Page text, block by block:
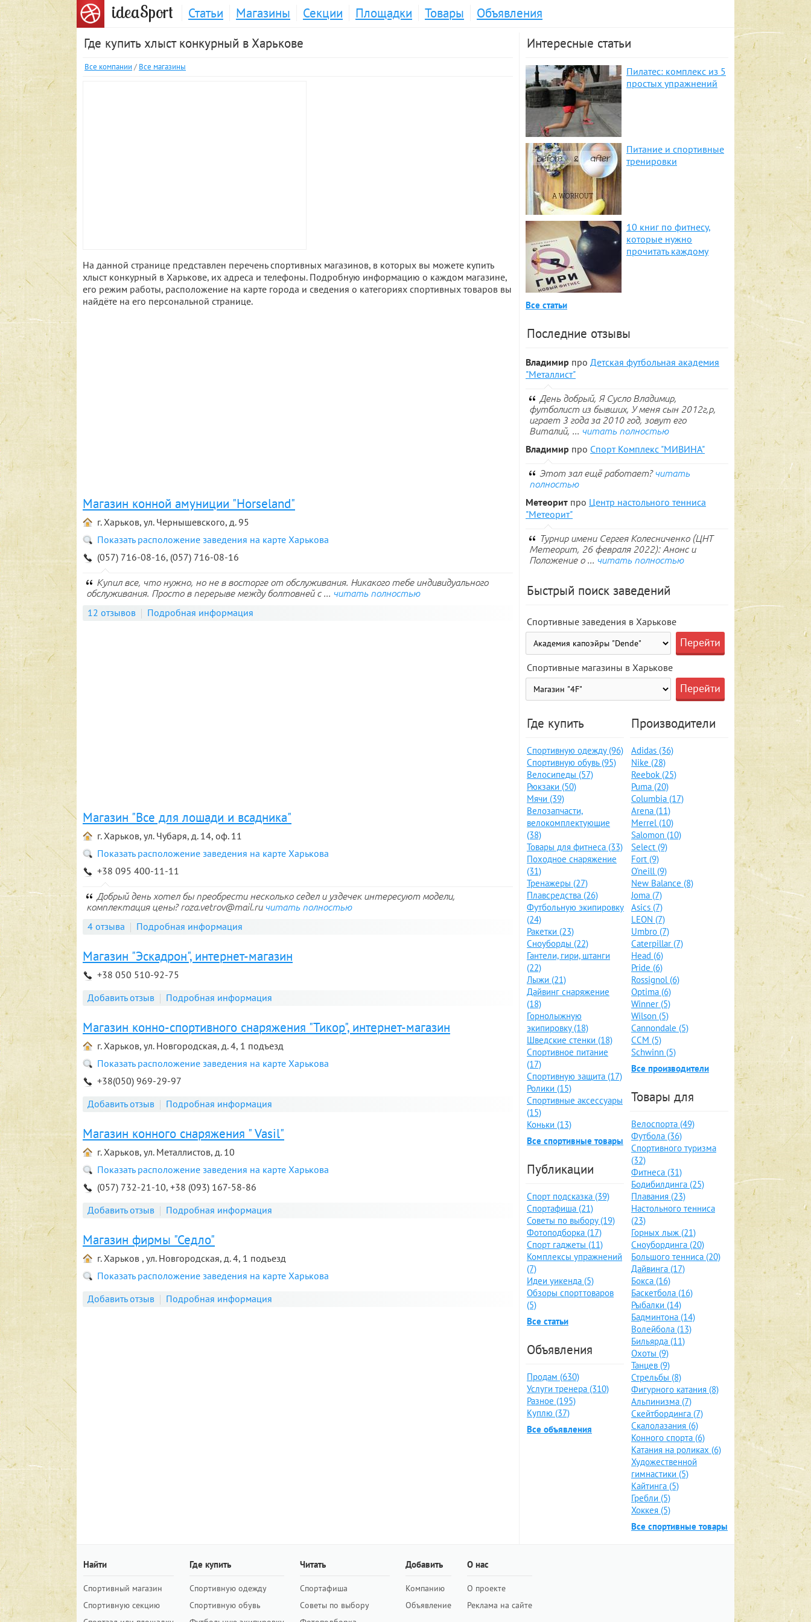
ideaSport Статьи Магазины Секции Площадки Товары
Объявления
Где купить хлыст конкурный в Харькове
Все компании / Все магазины
На данной странице представлен перечень спортивных магазинов, в которых вы можете купить
хлыст конкурный в Харькове, их адреса и телефоны. Подробную информацию о каждом магазине,
его режим работы, расположение на карте города и сведения о категориях спортивных товаров вы
найдёте на его персональной странице.
Магазин конной амуниции "Horseland"
г. Харьков, ул. Чернышевского, д. 95
Показать расположение заведения на карте Харькова
(057) 716-08-16, (057) 716-08-16
Купил все, что нужно, но не в восторге от обслуживания. Никакого тебе индивидуального
обслуживания. Просто в перерыве между болтовней с ... читать полностью
12 отзывов Подробная информация
Магазин "Все для лошади и всадника"
г. Харьков, ул. Чубаря, д. 14, оф. 11
Показать расположение заведения на карте Харькова
+38 095 400-11-11
Добрый день хотел бы преобрести несколько седел и уздечек интересуют модели,
комплектация цены? roza.vetrov@mail.ru читать полностью
4 отзыва Подробная информация
Магазин "Эскадрон", интернет-магазин
+38 050 510-92-75
Добавить отзыв
Подробная информация
Магазин конно-спортивного снаряжения "Тикор", интернет-магазин
г. Харьков, ул. Новгородская, д. 4, 1 подъезд
Показать расположение заведения на карте Харькова
+38(050) 969-29-97
Добавить отзыв
Подробная информация
Магазин конного снаряжения " Vasil"
г. Харьков, ул. Металлистов, д. 10
Показать расположение заведения на карте Харькова
(057) 732-21-10, +38 (093) 167-58-86
Добавить отзыв
Подробная информация
Магазин фирмы "Седло"
г. Харьков , ул. Новгородская, д. 4, 1 подъезд
Показать расположение заведения на карте Харькова
Добавить отзыв
Подробная информация
Интересные статьи
Пилатес: комплекс из 5
простых упражнений
Питание и спортивные
тренировки
10 книг по фитнесу,
которые нужно
прочитать каждому
Все статьи
Последние отзывы
Владимир про Детская футбольная академия
"Металлист"
День добрый, Я Сусло Владимир,
футболист из бывших, У меня сын 2012г,р,
играет 3 года за 2010 год, зовут его
Виталий, ... читать полностью
Владимир про Спорт Комплекс "МИВИНА"
Этот зал ещё работает? читать
полностью
Метеорит про Центр настольного тенниса
"Метеорит"
Турнир имени Сергея Колесниченко (ЦНТ
Метеорит, 26 февраля 2022): Анонс и
Положение о ... читать полностью
Быстрый поиск заведений
Спортивные заведения в Харькове
Спортивные магазины в Харькове
Где купить
Спортивную одежду (96)
Спортивную обувь (95)
Велосипеды (57)
Рюкзаки (50)
Мячи (39)
Велозапчасти,
велокомплектующие
(38)
Товары для фитнеса (33)
Походное снаряжение
(31)
Тренажеры (27)
Плавсредства (26)
Футбольную экипировку
(24)
Ракетки (23)
Сноуборды (22)
Гантели, гири, штанги
(22)
Лыжи (21)
Дайвинг снаряжение
(18)
Горнолыжную
экипировку (18)
Шведские стенки (18)
Спортивное питание
(17)
Спортивную защита (17)
Ролики (15)
Спортивные аксессуары
(15)
Коньки (13)
Все спортивные товары
Публикации
Спорт подсказка (39)
Спортафиша (21)
Советы по выбору (19)
Фотоподборка (17)
Спорт гаджеты (11)
Комплексы упражнений
(7)
Идеи уикенда (5)
Обзоры спорттоваров
(5)
Все статьи
Объявления
Продам (630)
Услуги тренера (310)
Разное (195)
Куплю (37)
Все объявления
Производители
Adidas (36)
Nike (28)
Reebok (25)
Puma (20)
Columbia (17)
Arena (11)
Merrel (10)
Salomon (10)
Select (9)
Fort (9)
O'neill (9)
New Balance (8)
Joma (7)
Asics (7)
LEON (7)
Umbro (7)
Caterpillar (7)
Head (6)
Pride (6)
Rossignol (6)
Optima (6)
Winner (5)
Wilson (5)
Cannondale (5)
CCM (5)
Schwinn (5)
Все производители
Товары для
Велоспорта (49)
Футбола (36)
Спортивного туризма
(32)
Фитнеса (31)
Бодибилдинга (25)
Плавания (23)
Настольного тенниса
(23)
Горных лыж (21)
Сноубординга (20)
Большого тенниса (20)
Дайвинга (17)
Бокса (16)
Баскетбола (16)
Рыбалки (14)
Бадминтона (14)
Волейбола (13)
Бильярда (11)
Охоты (9)
Танцев (9)
Стрельбы (8)
Фигурного катания (8)
Альпинизма (7)
Скейтбординга (7)
Скалолазания (6)
Конного спорта (6)
Катания на роликах (6)
Художественной
гимнастики (5)
Кайтинга (5)
Гребли (5)
Хоккея (5)
Все спортивные товары
Найти
Спортивный магазин
Спортивную секцию
Где купить
Спортивную одежду
Спортивную обувь
Читать
Спортафиша
Советы по выбору
Добавить
Компанию
Объявление
О нас
О проекте
Реклама на сайте